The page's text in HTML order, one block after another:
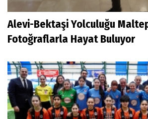
Alevi-Bektaşi Yolculuğu
Fotoğraflarla Hayat Buluyor